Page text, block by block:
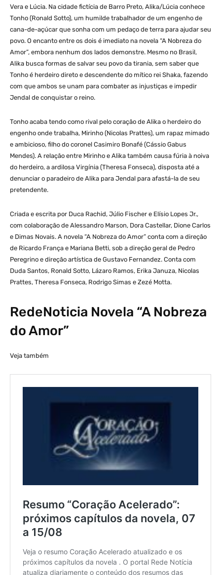
Vera e Lúcia. Na cidade fictícia de Barro Preto, Alika/Lúcia conhece
Tonho (Ronald Sotto), um humilde trabalhador de um engenho de
cana-de-açúcar que sonha com um pedaço de terra para ajudar seu
povo. O encanto entre os dois é imediato na novela “A Nobreza do
Amor”, embora nenhum dos lados demonstre. Mesmo no Brasil,
Alika busca formas de salvar seu povo da tirania, sem saber que
Tonho é herdeiro direto e descendente do mítico rei Shaka, fazendo
com que ambos se unam para combater as injustiças e impedir
Jendal de conquistar o reino.
Tonho acaba tendo como rival pelo coração de Alika o herdeiro do
engenho onde trabalha, Mirinho (Nicolas Prattes), um rapaz mimado
e ambicioso, filho do coronel Casimiro Bonafé (Cássio Gabus
Mendes). A relação entre Mirinho e Alika também causa fúria à noiva
do herdeiro, a ardilosa Virgínia (Theresa Fonseca), disposta até a
denunciar o paradeiro de Alika para Jendal para afastá-la de seu
pretendente.
Criada e escrita por Duca Rachid, Júlio Fischer e Elísio Lopes Jr.,
com colaboração de Alessandro Marson, Dora Castellar, Dione Carlos
e Dimas Novais. A novela “A Nobreza do Amor” conta com a direção
de Ricardo França e Mariana Betti, sob a direção geral de Pedro
Peregrino e direção artística de Gustavo Fernandez. Conta com
Duda Santos, Ronald Sotto, Lázaro Ramos, Erika Januza, Nicolas
Prattes, Theresa Fonseca, Rodrigo Simas e Zezé Motta.
RedeNoticia Novela “A Nobreza
do Amor”
Veja também